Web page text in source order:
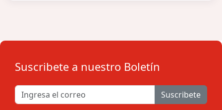
Suscribete a nuestro Boletín
Suscribete